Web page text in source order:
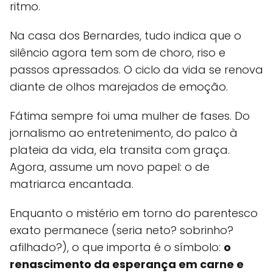
ritmo.
Na casa dos Bernardes, tudo indica que o
silêncio agora tem som de choro, riso e
passos apressados. O ciclo da vida se renova
diante de olhos marejados de emoção.
Fátima sempre foi uma mulher de fases. Do
jornalismo ao entretenimento, do palco à
plateia da vida, ela transita com graça.
Agora, assume um novo papel: o de
matriarca encantada.
Enquanto o mistério em torno do parentesco
exato permanece (seria neto? sobrinho?
afilhado?), o que importa é o símbolo: o
renascimento da esperança em carne e